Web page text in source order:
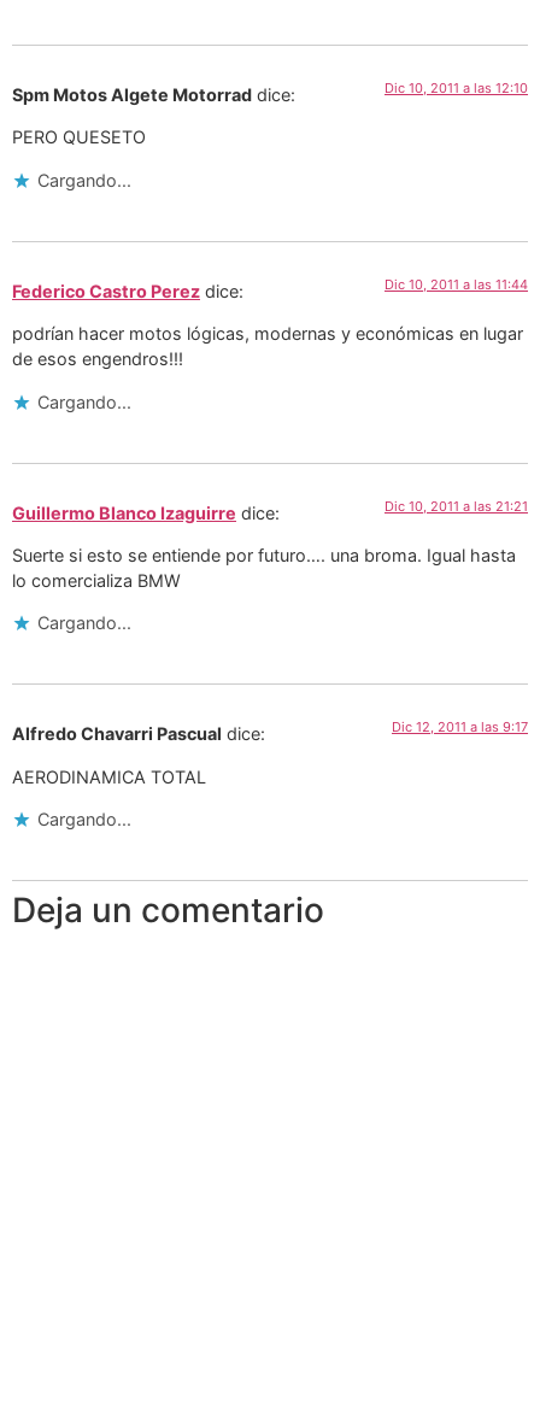
Spm Motos Algete Motorrad dice: Dic 10, 2011 a las 12:10
PERO QUESETO
Cargando...
Federico Castro Perez dice: Dic 10, 2011 a las 11:44
podrían hacer motos lógicas, modernas y económicas en lugar
de esos engendros!!!
Cargando...
Guillermo Blanco Izaguirre dice: Dic 10, 2011 a las 21:21
Suerte si esto se entiende por futuro…. una broma. Igual hasta
lo comercializa BMW
Cargando...
Alfredo Chavarri Pascual dice: Dic 12, 2011 a las 9:17
AERODINAMICA TOTAL
Cargando...
Deja un comentario